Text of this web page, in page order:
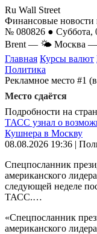
Ru Wall Street
Финансовые новости
№ 080826 ● Суббота,
Brent — 🌤 Москва
Главная Курсы валют
Политика
Рекламное место #1
Место сдаётся
Подробности на
ТАСС узнал о
Кушнера в Москву
08.08.2026 19:36 |
Спецпосланник
американского
следующей неделе
ТАСС.…
«Спецпосланник
американского